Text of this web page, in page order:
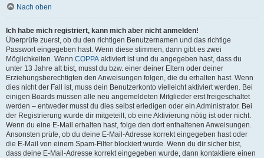
Nach oben
Ich habe mich registriert, kann mich aber nicht anmelden!
Überprüfe zuerst, ob du den richtigen Benutzernamen und das richtige
Passwort eingegeben hast. Wenn diese stimmen, dann gibt es zwei
Möglichkeiten. Wenn COPPA aktiviert ist und du angegeben hast, dass du
unter 13 Jahre alt bist, musst du bzw. einer deiner Eltern oder deiner
Erziehungsberechtigten den Anweisungen folgen, die du erhalten hast. Wenn
dies nicht der Fall ist, muss dein Benutzerkonto vielleicht aktiviert werden. Bei
einigen Boards müssen alle neu angemeldeten Mitglieder erst freigeschaltet
werden – entweder musst du dies selbst erledigen oder ein Administrator. Bei
der Registrierung wurde dir mitgeteilt, ob eine Aktivierung nötig ist oder nicht.
Wenn du eine E-Mail erhalten hast, folge den dort enthaltenen Anweisungen.
Ansonsten prüfe, ob du deine E-Mail-Adresse korrekt eingegeben hast oder
die E-Mail von einem Spam-Filter blockiert wurde. Wenn du dir sicher bist,
dass deine E-Mail-Adresse korrekt eingegeben wurde, dann kontaktiere einen